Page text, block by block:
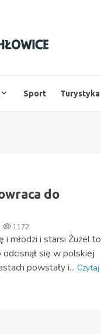
Sport Turystyka
do
1172
i młodzi i starsi Żużel to
się w polskiej
powstały i... Czytaj